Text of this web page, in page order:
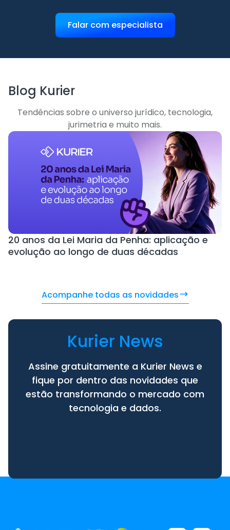
Falar com especialista
Blog Kurier
Tendências sobre o universo jurídico, tecnologia,
jurimetria e muito mais.
20 anos da Lei Maria da Penha: aplicação e
evolução ao longo de duas décadas
Acompanhe todas as novidades
Kurier News
Assine gratuitamente a Kurier News e
fique por dentro das novidades que
estão transformando o mercado com
tecnologia e dados.